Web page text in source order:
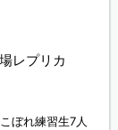
レプリカ
ぼれ練習生7人